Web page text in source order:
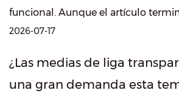
funcional. Aunque el artículo
parecer liviano y delicado, la estruct...
2026-07-17
¿Las medias de liga
una gran demanda esta